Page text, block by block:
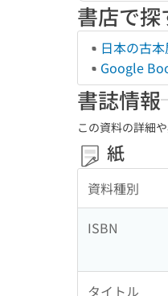
書店で探
日本の古本
Google
書誌情報
この資料の詳細
紙
資料種別
ISBN
タイトル